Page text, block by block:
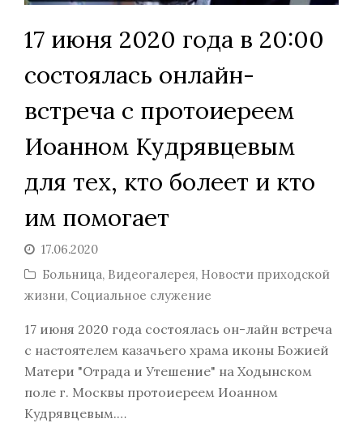
17 июня 2020 года в 20:00
состоялась онлайн-
встреча с протоиереем
Иоанном Кудрявцевым
для тех, кто болеет и кто
им помогает
17.06.2020
Больница, Видеогалерея, Новости приходской
жизни, Социальное служение
17 июня 2020 года состоялась он-лайн встреча
с настоятелем казачьего храма иконы Божией
Матери "Отрада и Утешение" на Ходынском
поле г. Москвы протоиереем Иоанном
Кудрявцевым.…